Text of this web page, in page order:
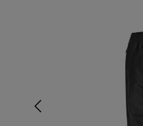
Bildergalerie überspringen